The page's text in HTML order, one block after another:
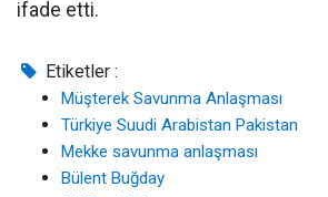
ifade etti.
Etiketler :
Müşterek Savunma Anlaşması
Türkiye Suudi Arabistan Pakistan
Mekke savunma anlaşması
Bülent Buğday